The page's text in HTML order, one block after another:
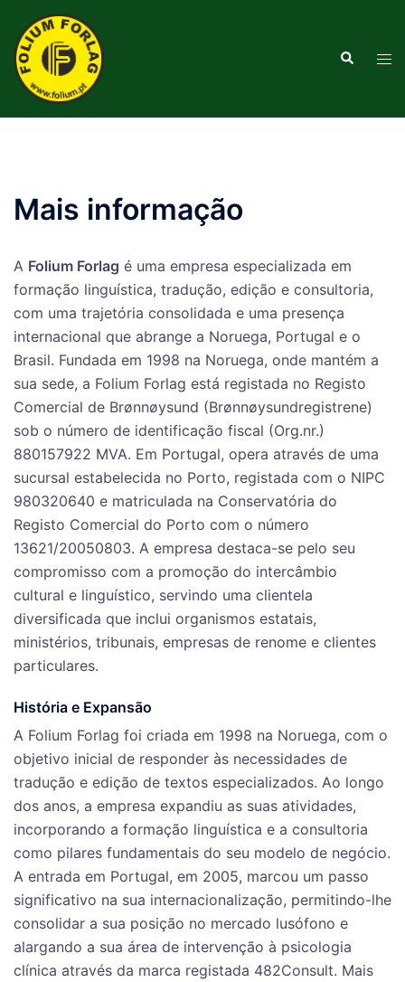
para
conteúdo
Pesquisar
Mais informação
A Folium Forlag é uma empresa especializada em
formação linguística, tradução, edição e consultoria,
com uma trajetória consolidada e uma presença
internacional que abrange a Noruega, Portugal e o
Brasil. Fundada em 1998 na Noruega, onde mantém a
sua sede, a Folium Forlag está registada no Registo
Comercial de Brønnøysund (Brønnøysundregistrene)
sob o número de identificação fiscal (Org.nr.)
880157922 MVA. Em Portugal, opera através de uma
sucursal estabelecida no Porto, registada com o NIPC
980320640 e matriculada na Conservatória do
Registo Comercial do Porto com o número
13621/20050803. A empresa destaca-se pelo seu
compromisso com a promoção do intercâmbio
cultural e linguístico, servindo uma clientela
diversificada que inclui organismos estatais,
ministérios, tribunais, empresas de renome e clientes
particulares.
História e Expansão
A Folium Forlag foi criada em 1998 na Noruega, com o
objetivo inicial de responder às necessidades de
tradução e edição de textos especializados. Ao longo
dos anos, a empresa expandiu as suas atividades,
incorporando a formação linguística e a consultoria
como pilares fundamentais do seu modelo de negócio.
A entrada em Portugal, em 2005, marcou um passo
significativo na sua internacionalização, permitindo-lhe
consolidar a sua posição no mercado lusófono e
alargando a sua área de intervenção à psicologia
clínica através da marca registada 482Consult. Mais